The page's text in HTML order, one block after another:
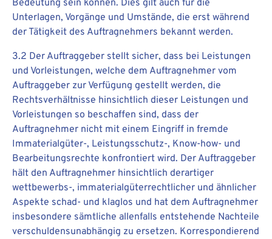
Bedeutung sein können. Dies gilt auch für die
Unterlagen, Vorgänge und Umstände, die erst während
der Tätigkeit des Auftragnehmers bekannt werden.
3.2 Der Auftraggeber stellt sicher, dass bei Leistungen
und Vorleistungen, welche dem Auftragnehmer vom
Auftraggeber zur Verfügung gestellt werden, die
Rechtsverhältnisse hinsichtlich dieser Leistungen und
Vorleistungen so beschaffen sind, dass der
Auftragnehmer nicht mit einem Eingriff in fremde
Immaterialgüter-, Leistungsschutz-, Know-how- und
Bearbeitungsrechte konfrontiert wird. Der Auftraggeber
hält den Auftragnehmer hinsichtlich derartiger
wettbewerbs-, immaterialgüterrechtlicher und ähnlicher
Aspekte schad- und klaglos und hat dem Auftragnehmer
insbesondere sämtliche allenfalls entstehende Nachteile
verschuldensunabhängig zu ersetzen. Korrespondierend